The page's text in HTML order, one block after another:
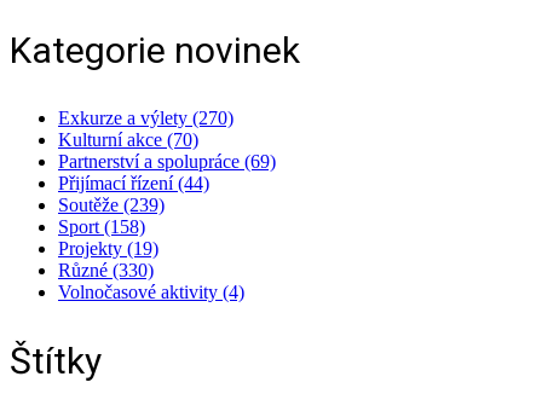
Kategorie novinek
Exkurze a výlety (270)
Kulturní akce (70)
Partnerství a spolupráce (69)
Přijímací řízení (44)
Soutěže (239)
Sport (158)
Projekty (19)
Různé (330)
Volnočasové aktivity (4)
Štítky